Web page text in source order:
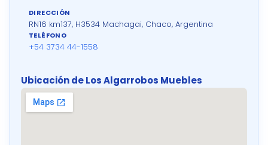
DIRECCIÓN
RN16 km137, H3534 Machagai, Chaco, Argentina
TELÉFONO
+54 3734 44-1558
Ubicación de Los Algarrobos Muebles